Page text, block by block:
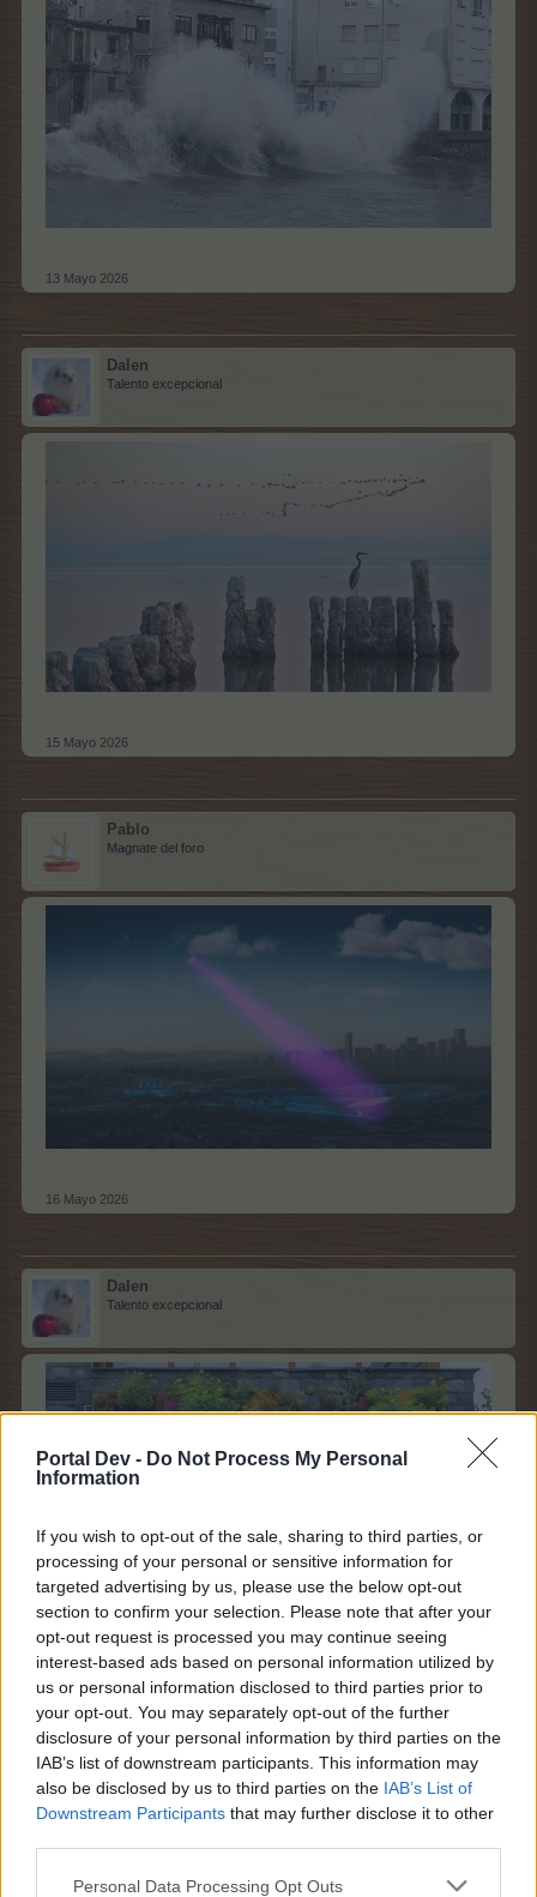
Portal Dev - Do Not Process My Personal
Information
If you wish to opt-out of the sale, sharing to third parties, or
processing of your personal or sensitive information for
targeted advertising by us, please use the below opt-out
section to confirm your selection. Please note that after your
opt-out request is processed you may continue seeing
interest-based ads based on personal information utilized by
us or personal information disclosed to third parties prior to
your opt-out. You may separately opt-out of the further
disclosure of your personal information by third parties on the
IAB’s list of downstream participants. This information may
also be disclosed by us to third parties on the IAB’s List of
Downstream Participants that may further disclose it to other
Personal Data Processing Opt Outs
13 Mayo 2026
Dalen
Talento excepcional
15 Mayo 2026
Pablo
Magnate del foro
16 Mayo 2026
Dalen
Talento excepcional
17 Mayo 2026
Belinda
Analista del foro